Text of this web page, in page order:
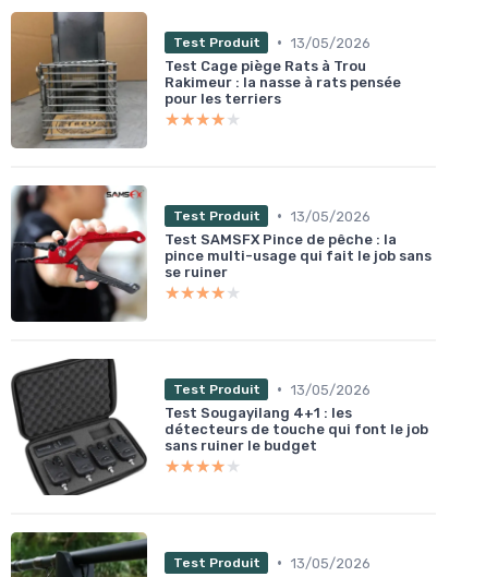
Test Produit • 13/05/2026
Test Cage piège Rats à Trou
Rakimeur : la nasse à rats pensée
pour les terriers
★★★★★
★★★★★
Test Produit • 13/05/2026
Test SAMSFX Pince de pêche : la
pince multi-usage qui fait le job sans
se ruiner
★★★★★
★★★★★
Test Produit • 13/05/2026
Test Sougayilang 4+1 : les
détecteurs de touche qui font le job
sans ruiner le budget
★★★★★
★★★★★
Test Produit • 13/05/2026